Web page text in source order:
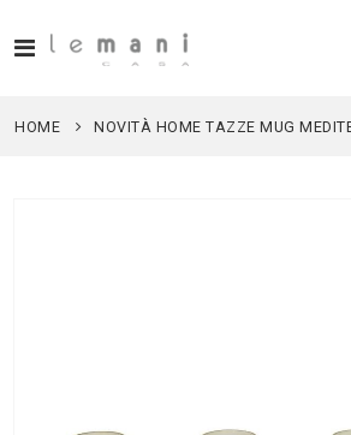
Toggle
HOME NOVITÀ HOME TAZZE MUG